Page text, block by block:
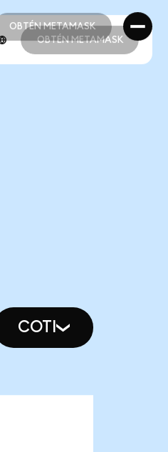
OBTÉN METAMASK
OBTÉN METAMASK
OBTÉN METAMASK
COTI